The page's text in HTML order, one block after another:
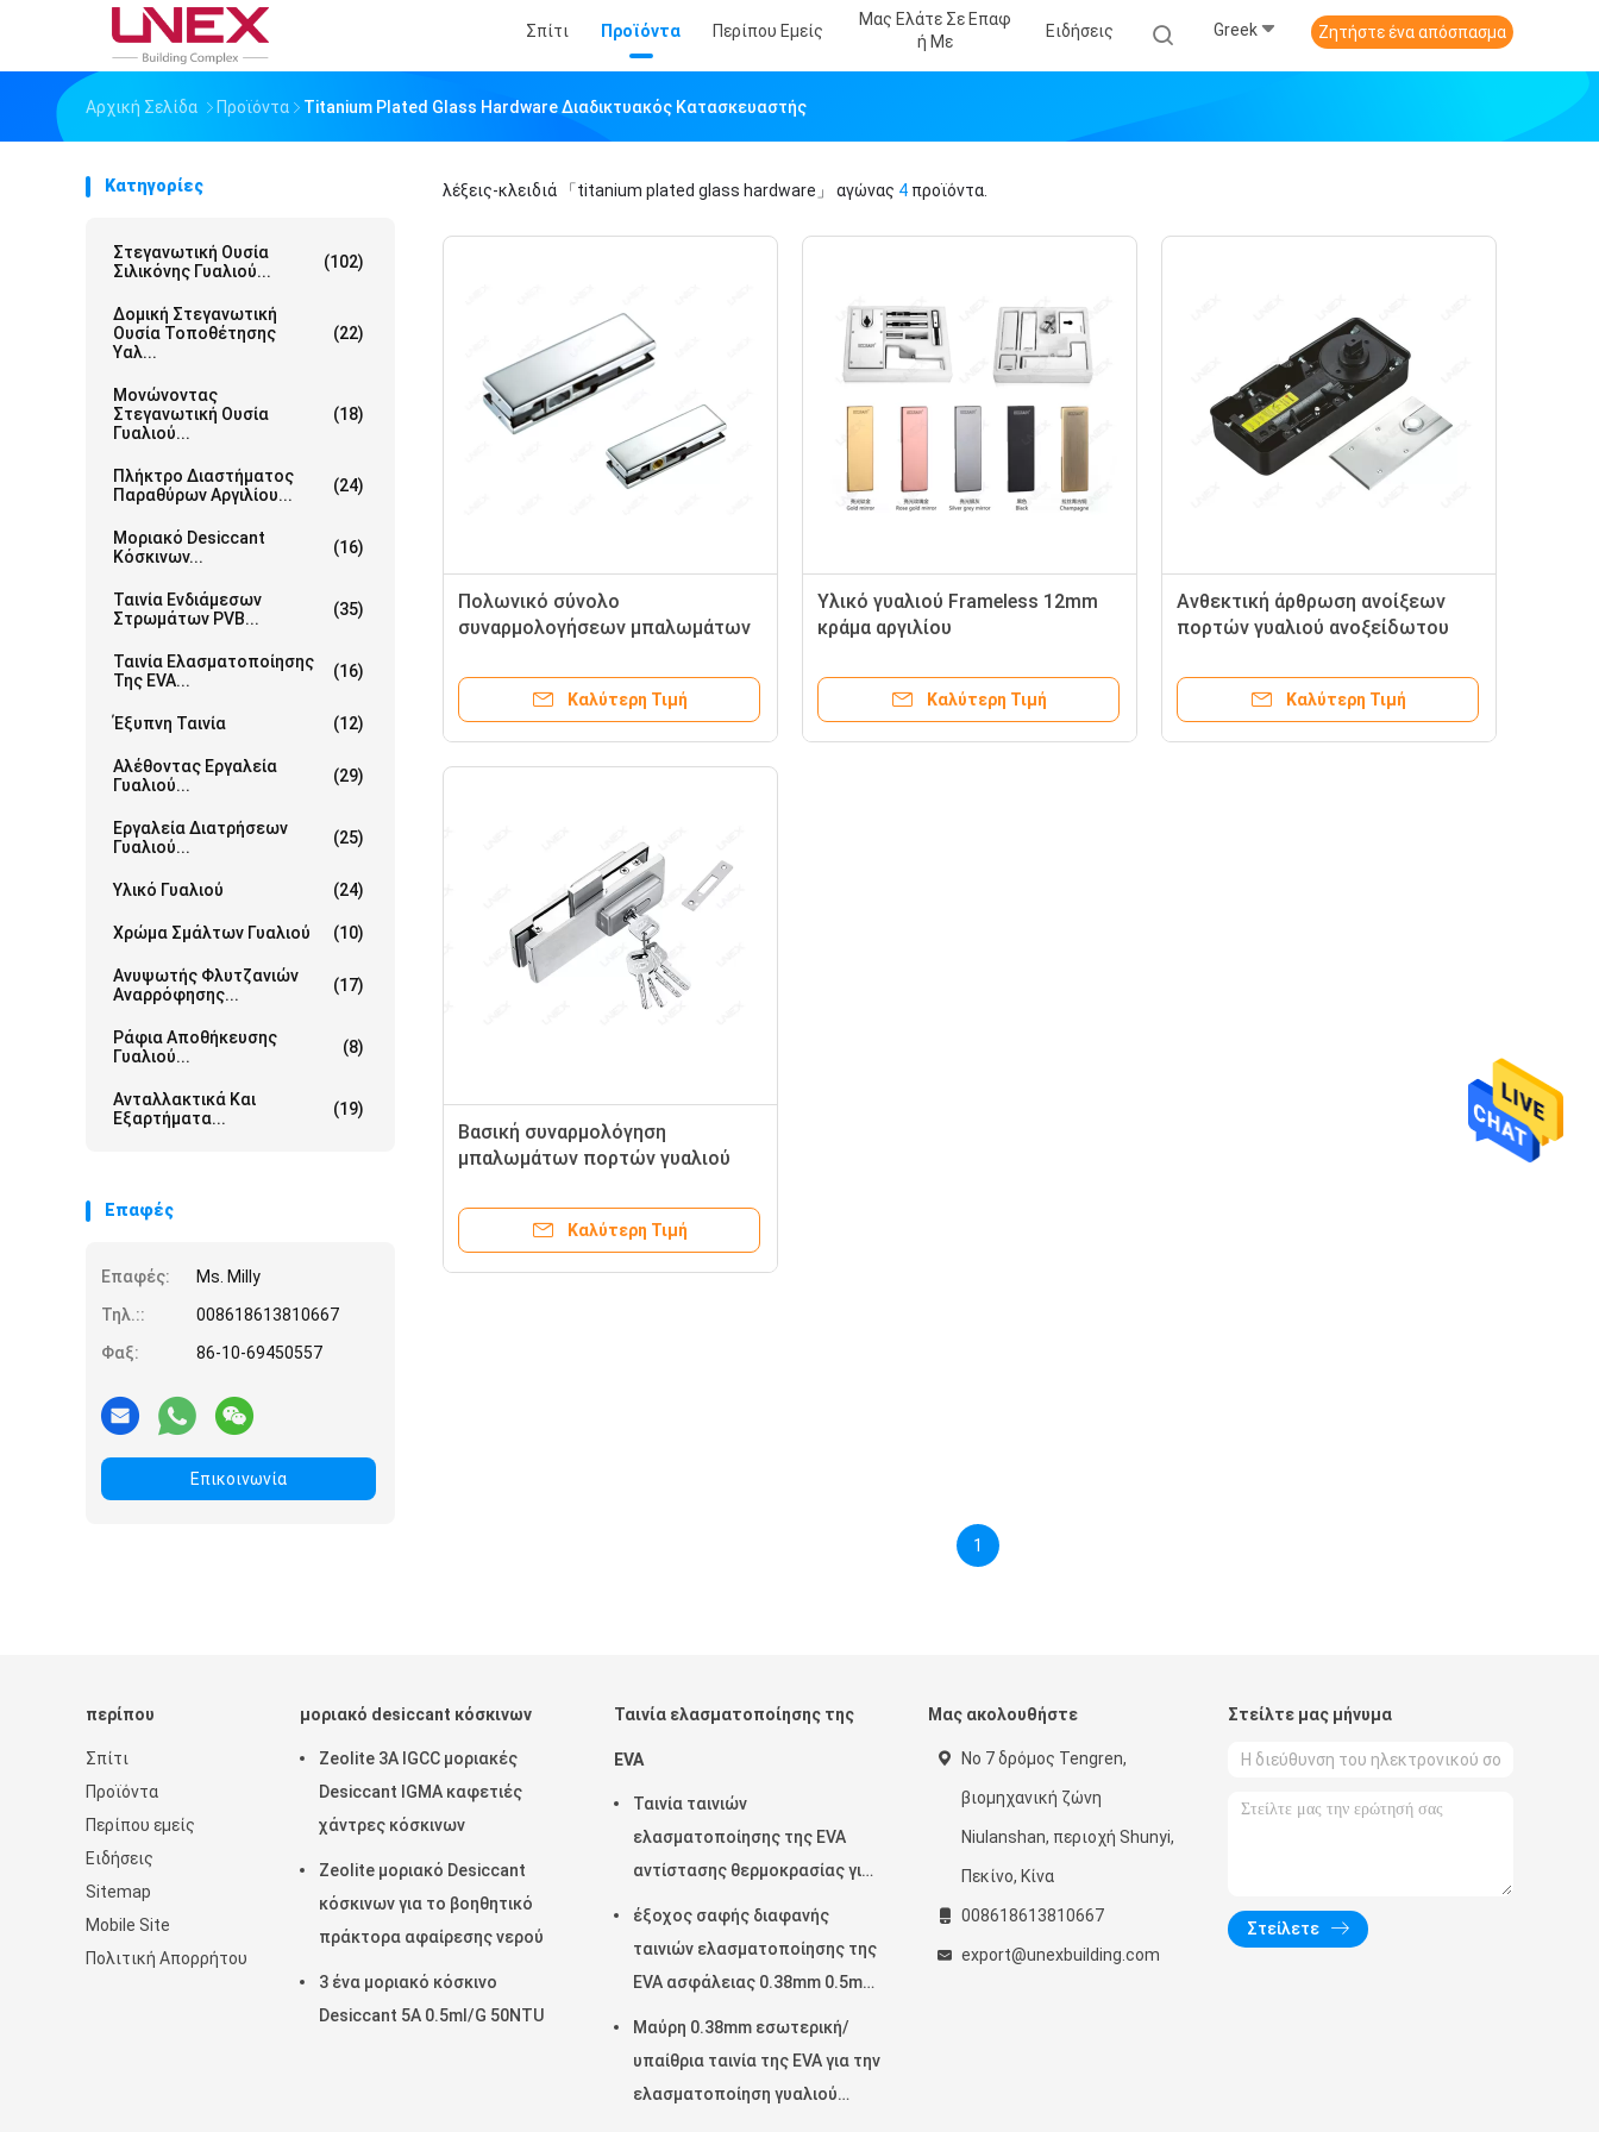
Σπίτι Προϊόντα Περίπου Εμείς
Μας Ελάτε Σε Επαφ
Ή Με
Ειδήσεις Greek Ζητήστε ένα απόσπασμα
Αρχική Σελίδα Προϊόντα Titanium Plated Glass Hardware Διαδικτυακός Κατασκευαστής
Κατηγορίες
Στεγανωτική Ουσία
Σιλικόνης Γυαλιού...
(102)
Δομική Στεγανωτική
Ουσία Τοποθέτησης
Υαλ...
(22)
Μονώνοντας
Στεγανωτική Ουσία
Γυαλιού...
(18)
Πλήκτρο Διαστήματος
Παραθύρων Αργιλίου...
(24)
Μοριακό Desiccant
Κόσκινων...
(16)
Ταινία Ενδιάμεσων
Στρωμάτων PVB...
(35)
Ταινία Ελασματοποίησης
Της EVA...
(16)
Έξυπνη Ταινία (12)
Αλέθοντας Εργαλεία
Γυαλιού...
(29)
Εργαλεία Διατρήσεων
Γυαλιού...
(25)
Υλικό Γυαλιού (24)
Χρώμα Σμάλτων Γυαλιού (10)
Ανυψωτής Φλυτζανιών
Αναρρόφησης...
(17)
Ράφια Αποθήκευσης
Γυαλιού...
(8)
Ανταλλακτικά Και
Εξαρτήματα...
(19)
Επαφές
Επαφές:
Ms. Milly
Τηλ.::
008618613810667
Φαξ:
86-10-69450557
Επικοινωνία
λέξεις-κλειδιά 「titanium plated glass hardware」 αγώνας 4 προϊόντα.
Πολωνικό σύνολο
συναρμολογήσεων μπαλωμάτων
υλικού γυαλιού σατέν
Καλύτερη Τιμή
Υλικό γυαλιού Frameless 12mm
κράμα αργιλίου
πορτών
Καλύτερη Τιμή
Ανθεκτική άρθρωση ανοίξεων
πορτών γυαλιού ανοξείδωτου
γυαλιού
Καλύτερη Τιμή
Βασική συναρμολόγηση
μπαλωμάτων πορτών γυαλιού
ανοξείδωτου υλικού γυαλιού
συνήθειας
Καλύτερη Τιμή
1
περίπου
Σπίτι
Προϊόντα
Περίπου εμείς
Ειδήσεις
Sitemap
Mobile Site
Πολιτική Απορρήτου
μοριακό desiccant κόσκινων
Zeolite 3A IGCC μοριακές
Desiccant IGMA καφετιές
χάντρες κόσκινων
Zeolite μοριακό Desiccant
κόσκινων για το βοηθητικό
πράκτορα αφαίρεσης νερού
3 ένα μοριακό κόσκινο
Desiccant 5A 0.5ml/G 50NTU
Ταινία ελασματοποίησης της
EVA
Ταινία ταινιών
ελασματοποίησης της EVA
αντίστασης θερμοκρασίας για
την επεξεργασία γυαλιού
έξοχος σαφής διαφανής
ταινιών ελασματοποίησης της
EVA ασφάλειας 0.38mm 0.5mm
0.76mm για το γυαλί
Μαύρη 0.38mm εσωτερική/
υπαίθρια ταινία της EVA για την
ελασματοποίηση γυαλιού
Μας ακολουθήστε
Νο 7 δρόμος Tengren,
βιομηχανική ζώνη
Niulanshan, περιοχή Shunyi,
Πεκίνο, Κίνα
008618613810667
export@unexbuilding.com
Στείλτε μας μήνυμα
Στείλετε